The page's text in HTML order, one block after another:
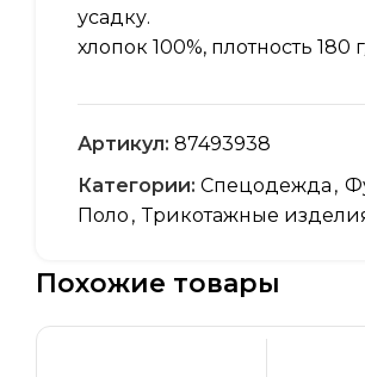
усадку.
хлопок 100%, плотность 180
Артикул: 87493938
Категории: Спецодежда ,
Поло , Трикотажные
Похожие товары